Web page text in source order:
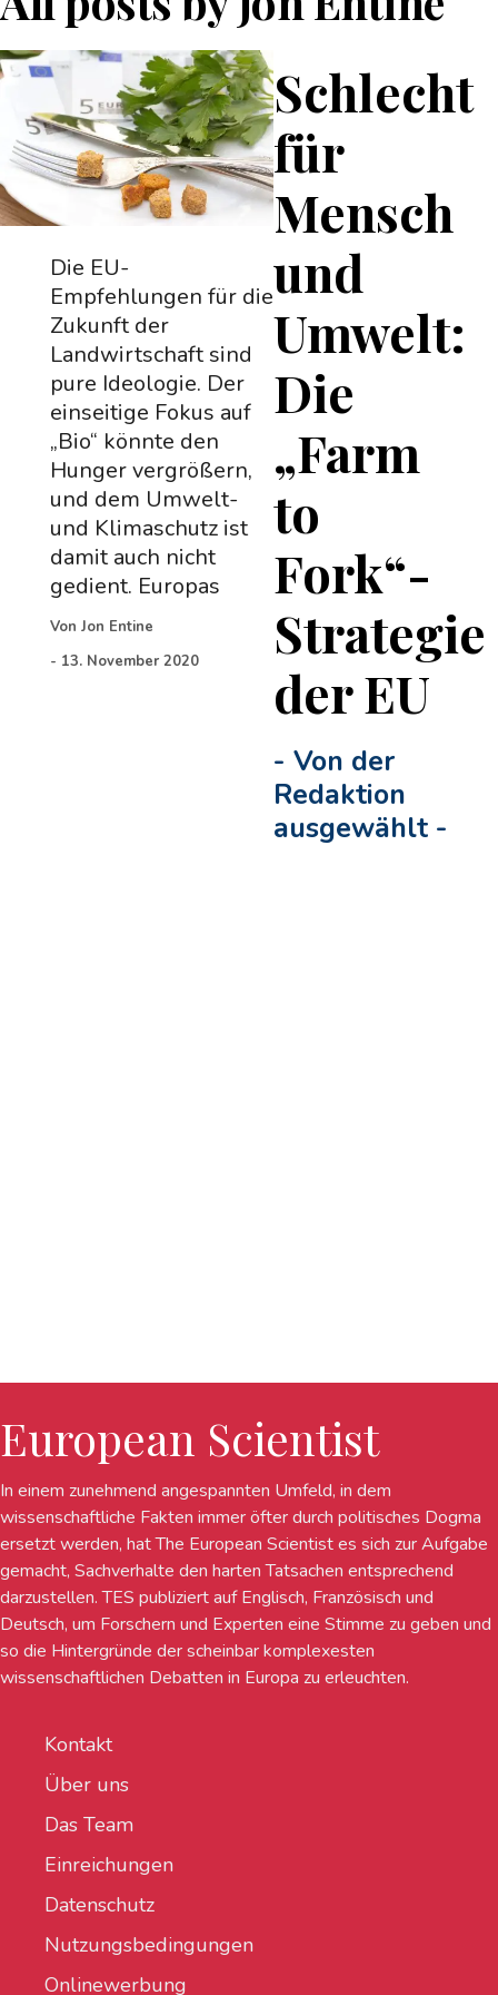
Schlecht
für
Mensch
und
Umwelt:
Die
„Farm
to
Fork“-
Strategie
der EU
-Von der
Redaktion
ausgewählt -
Die EU-
Empfehlungen für die
Zukunft der
Landwirtschaft sind
pure Ideologie. Der
einseitige Fokus auf
„Bio“ könnte den
Hunger vergrößern,
und dem Umwelt-
und Klimaschutz ist
damit auch nicht
gedient. Europas
Von Jon Entine
- 13. November 2020
European Scientist
In einem zunehmend angespannten Umfeld, in dem
wissenschaftliche Fakten immer öfter durch politisches Dogma
ersetzt werden, hat The European Scientist es sich zur Aufgabe
gemacht, Sachverhalte den harten Tatsachen entsprechend
darzustellen. TES publiziert auf Englisch, Französisch und
Deutsch, um Forschern und Experten eine Stimme zu geben und
so die Hintergründe der scheinbar komplexesten
wissenschaftlichen Debatten in Europa zu erleuchten.
Kontakt
Über uns
Das Team
Einreichungen
Datenschutz
Nutzungsbedingungen
Onlinewerbung